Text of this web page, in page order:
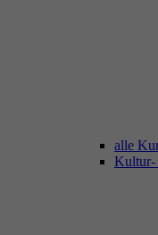
alle
Kultur-